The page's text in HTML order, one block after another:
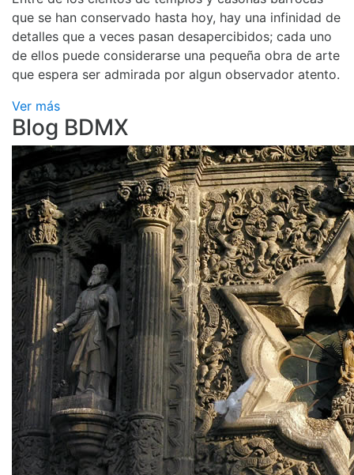
que se han conservado hasta hoy, hay una infinidad de
detalles que a veces pasan desapercibidos; cada uno
de ellos puede considerarse una pequeña obra de arte
que espera ser admirada por algun observador atento.
Ver más
Blog BDMX